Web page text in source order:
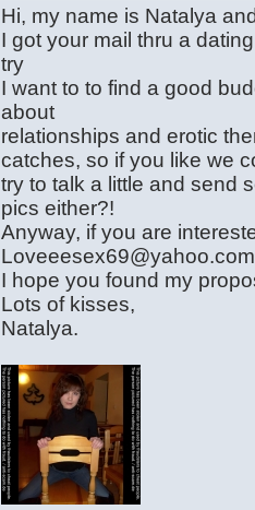
Hi, my name is Natalya
I got your mail thru a
try
I want to to find a good
about
relationships and erotic
catches, so if you like we
try to talk a little and send
pics either?!
Anyway, if you are
Loveeesex69@yahoo.com
I hope you found my
Lots of kisses,
Natalya.